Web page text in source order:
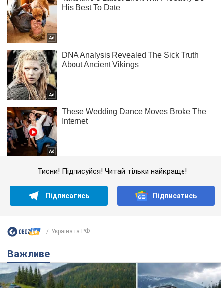
Тисни! Підписуйся! Читай тільки найкраще!
Підписатись Підписатись
Україна та РФ...
Важливе